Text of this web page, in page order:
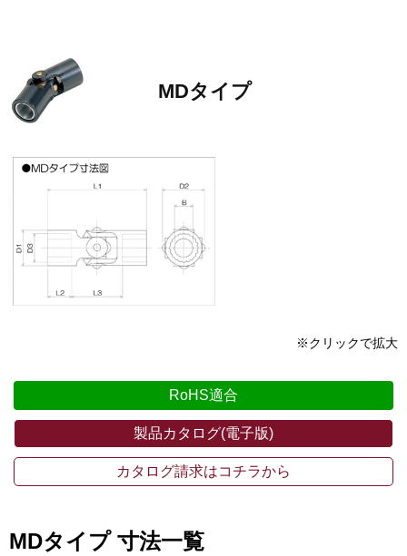
MDタイプ
※クリックで拡大
製品カタログ(電子版)
カタログ請求はコチラから
MDタイプ 寸法一覧